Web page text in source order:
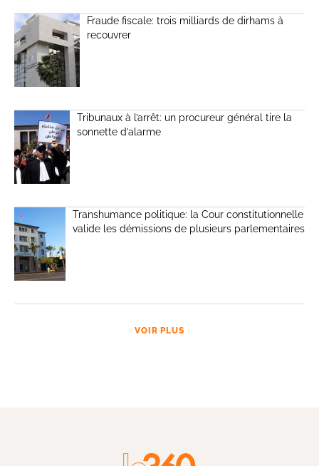
Fraude fiscale: trois milliards de dirhams à
recouvrer
Tribunaux à l’arrêt: un procureur général tire la
sonnette d’alarme
Transhumance politique: la Cour constitutionnelle
valide les démissions de plusieurs parlementaires
VOIR PLUS